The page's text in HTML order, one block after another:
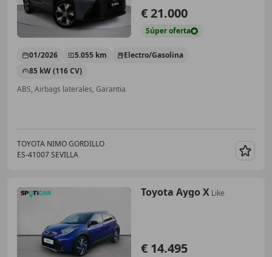
€ 21.000
Súperoferta
01/2026 5.055 km
Electro/Gasolina
85 kW (116 CV)
ABS, Airbags laterales, Garantia
TOYOTA NIMO GORDILLO
ES-41007 SEVILLA
Toyota Aygo X Like
€ 14.495